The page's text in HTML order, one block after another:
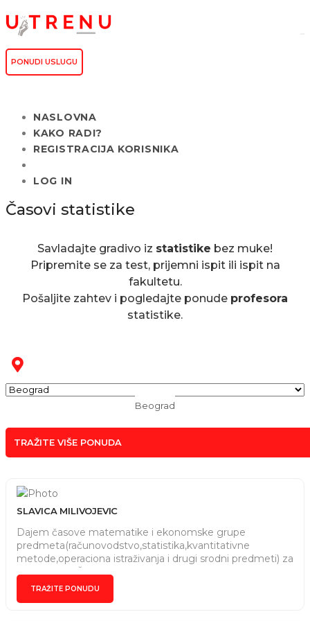
PONUDI USLUGU
NASLOVNA
KAKO RADI?
REGISTRACIJA KORISNIKA
LOG IN
Časovi statistike
Savladajte gradivo iz statistike bez muke!
Pripremite se za test, prijemni ispit ili ispit na
fakultetu.
Pošaljite zahtev i pogledajte ponude profesora
statistike.
Beograd
TRAŽITE VIŠE PONUDA
SLAVICA MILIVOJEVIC
Dajem časove matematike i ekonomske grupe
predmeta(računovodstvo,statistika,kvantitativne
metode,operaciona istraživanja i drugi srodni predmeti) za
sve uzraste .Čas može trajati ,60,ili 90 minuta u zavisnosti
od potrebe i mogućnosti učenika da se koncentriše na
rad i vežbanje.Časove držim posebno sa svakim
TRAŽITE PONUDU